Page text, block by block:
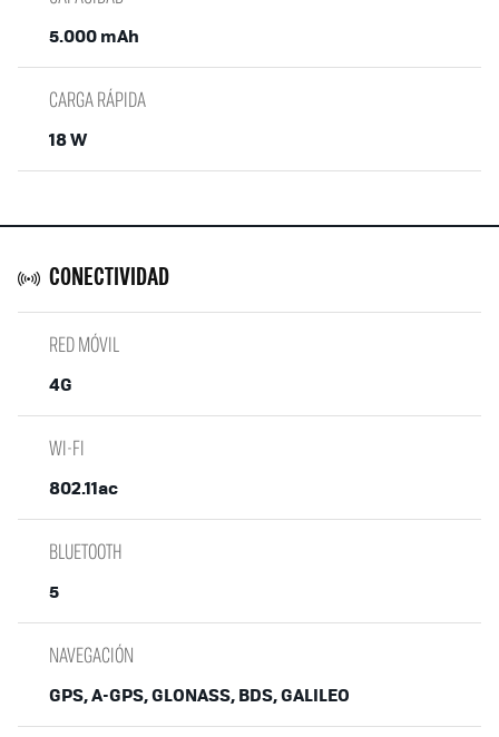
5.000 mAh
CARGA RÁPIDA
18 W
CONECTIVIDAD
RED MÓVIL
4G
WI-FI
802.11ac
BLUETOOTH
5
NAVEGACIÓN
GPS, A-GPS, GLONASS, BDS, GALILEO